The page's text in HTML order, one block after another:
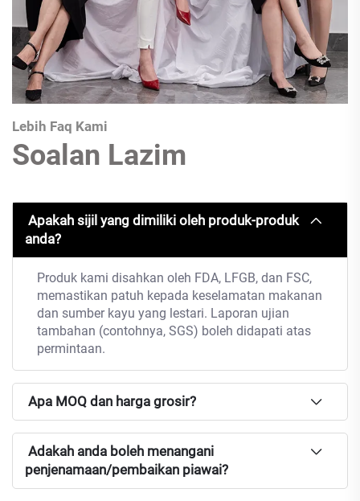
Lebih Faq Kami
Soalan Lazim
Apakah sijil yang dimiliki oleh produk-produk
anda?
Produk kami disahkan oleh FDA, LFGB, dan FSC,
memastikan patuh kepada keselamatan makanan
dan sumber kayu yang lestari. Laporan ujian
tambahan (contohnya, SGS) boleh didapati atas
permintaan.
Apa MOQ dan harga grosir?
Adakah anda boleh menangani
penjenamaan/pembaikan piawai?